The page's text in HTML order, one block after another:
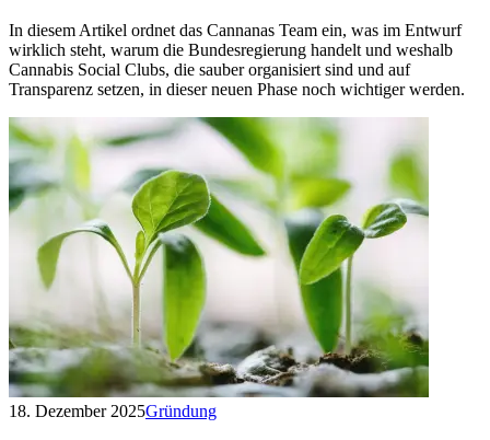
In diesem Artikel ordnet das Cannanas Team ein, was im Entwurf
wirklich steht, warum die Bundesregierung handelt und weshalb
Cannabis Social Clubs, die sauber organisiert sind und auf
Transparenz setzen, in dieser neuen Phase noch wichtiger werden.
18. Dezember 2025Gründung